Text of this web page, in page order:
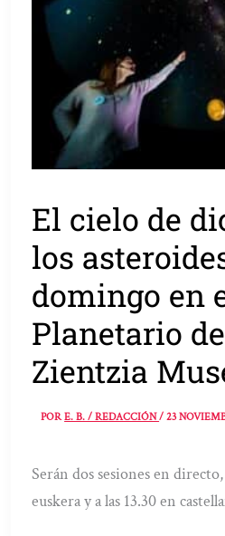
El cielo de
los
domingo en
Planetario
Zientzia
PORE. B. / REDACCIÓN/23
Serán dos sesiones en
euskera y a las 13.30 en